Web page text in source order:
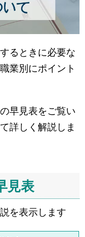
るときに必要な
業別にポイント
早見表をご覧い
詳しく解説しま
見表
を表示します